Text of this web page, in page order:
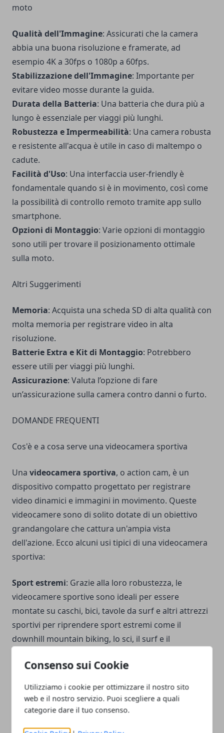
Consenso sui Cookie
Utilizziamo i cookie per ottimizzare il nostro sito
web e il nostro servizio. Puoi scegliere a quali
categorie dare il tuo consenso.
moto
Qualità dell'Immagine: Assicurati che la camera
abbia una buona risoluzione e framerate, ad
esempio 4K a 30fps o 1080p a 60fps.
Stabilizzazione dell'Immagine: Importante per
evitare video mosse durante la guida.
Durata della Batteria: Una batteria che dura più a
lungo è essenziale per viaggi più lunghi.
Robustezza e Impermeabilità: Una camera robusta
e resistente all'acqua è utile in caso di maltempo o
cadute.
Facilità d'Uso: Una interfaccia user-friendly è
fondamentale quando si è in movimento, così come
la possibilità di controllo remoto tramite app sullo
smartphone.
Opzioni di Montaggio: Varie opzioni di montaggio
sono utili per trovare il posizionamento ottimale
sulla moto.
Altri Suggerimenti
Memoria: Acquista una scheda SD di alta qualità con
molta memoria per registrare video in alta
risoluzione.
Batterie Extra e Kit di Montaggio: Potrebbero
essere utili per viaggi più lunghi.
Assicurazione: Valuta l’opzione di fare
un’assicurazione sulla camera contro danni o furto.
DOMANDE FREQUENTI
Cos'è e a cosa serve una videocamera sportiva
Una videocamera sportiva, o action cam, è un
dispositivo compatto progettato per registrare
video dinamici e immagini in movimento. Queste
videocamere sono di solito dotate di un obiettivo
grandangolare che cattura un'ampia vista
dell'azione. Ecco alcuni usi tipici di una videocamera
sportiva:
Sport estremi: Grazie alla loro robustezza, le
videocamere sportive sono ideali per essere
montate su caschi, bici, tavole da surf e altri attrezzi
sportivi per riprendere sport estremi come il
downhill mountain biking, lo sci, il surf e il
Immagini sottomarine: Molte action cam sono
video e foto sott'acqua durante leimmersioni
snorkeling.